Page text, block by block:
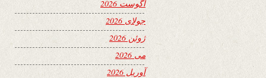
آگوست 2026
جولای 2026
ژوئن 2026
می 2026
آوریل 2026